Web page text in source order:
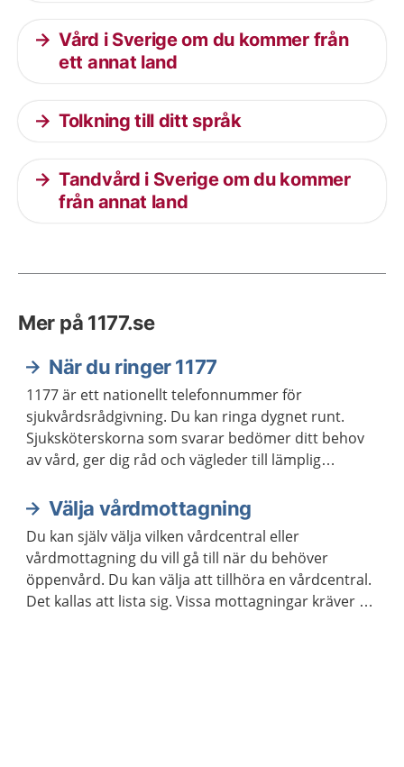
Vård i Sverige om du kommer från
ett annat land
Tolkning till ditt språk
Tandvård i Sverige om du kommer
från annat land
Mer på 1177.se
När du ringer 1177
1177 är ett nationellt telefonnummer för
sjukvårdsrådgivning. Du kan ringa dygnet runt.
Sjuksköterskorna som svarar bedömer ditt behov
av vård, ger dig råd och vägleder till lämplig
Välja vårdmottagning
Du kan själv välja vilken vårdcentral eller
vårdmottagning du vill gå till när du behöver
öppenvård. Du kan välja att tillhöra en vårdcentral.
Det kallas att lista sig. Vissa mottagningar kräver en